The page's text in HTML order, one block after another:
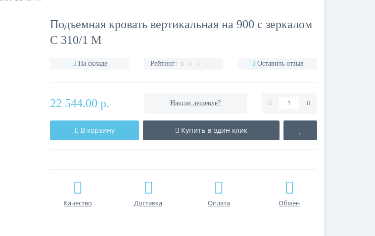
Подъемная кровать вертикальная на 900 с зеркалом
С 310/1 М
На складе Рейтинг: Оставить отзыв
22 544.00 р. Нашли дешевле?
В корзину Купить в один клик
Качество Доставка Оплата Обмен